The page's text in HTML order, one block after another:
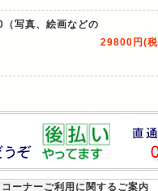
写真、絵画などの
29800円(
コーナーご利用に関するご案内